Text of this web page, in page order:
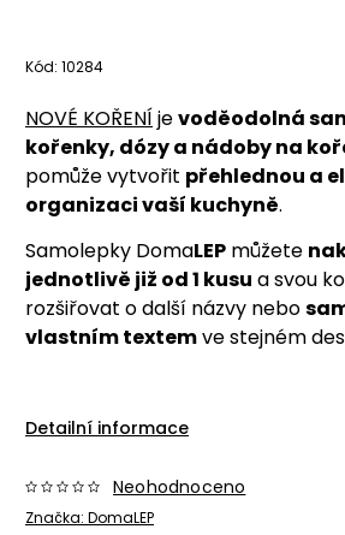
Kód: 10284
NOVÉ KOŘENÍjevoděodolná
kořenky, dózy a nádoby na
pomůže vytvořit přehlednou a
organizaci vaší kuchyně.
Samolepky DomaLEP můžete
jednotlivě již od 1 kusu a svou
rozšiřovat o další názvy nebo
vlastním textemve stejném
Detailní informace
Značka: DomaLEP
Neohodnoceno